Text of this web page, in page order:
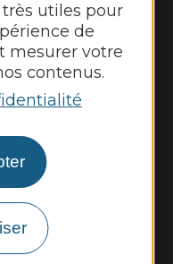
très utiles pour
de
mesurer votre
contenus.
- 17h30